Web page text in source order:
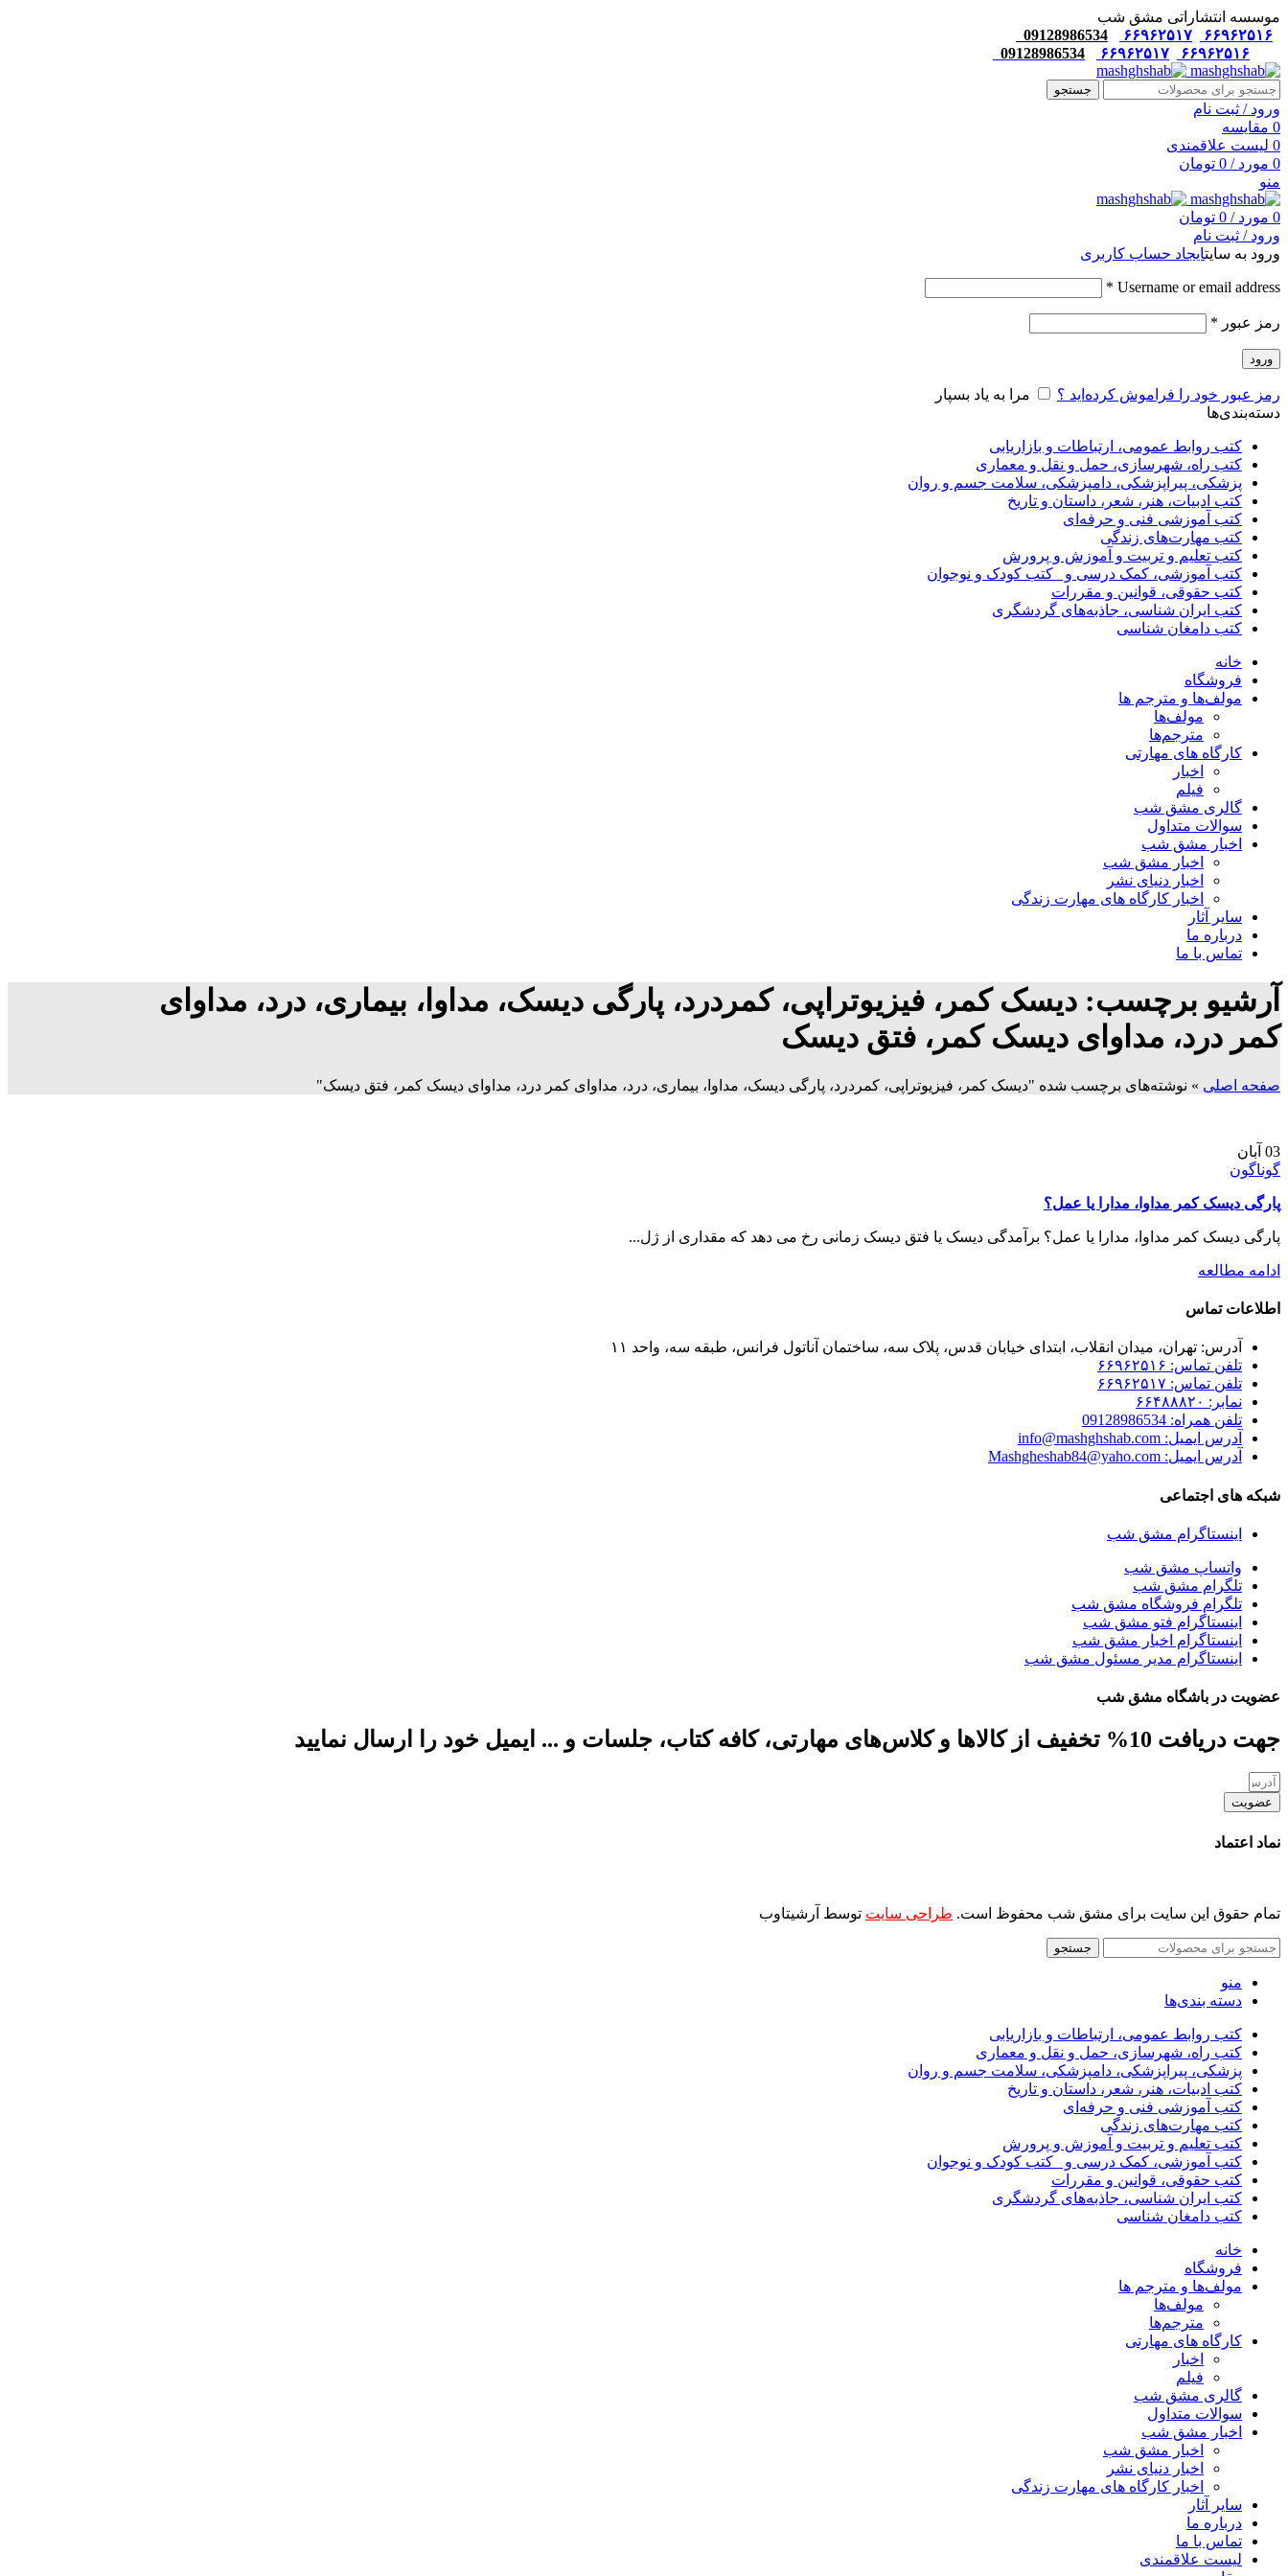
موسسه انتشاراتی مشق شب
۶۶۹۶۲۵۱۶
۶۶۹۶۲۵۱۷
09128986534
۶۶۹۶۲۵۱۶
۶۶۹۶۲۵۱۷ 09128986534
جستجو
ورود / ثبت نام
0 مقایسه
0 لیست علاقمندی
0 مورد /
0 تومان
منو
0 مورد /
0 تومان
ورود / ثبت نام
ورود به سایتایجاد حساب کاربری
Username or email address
*
رمز عبور *
ورود
رمز عبور خود را فراموش کرده‌اید ؟
مرا به یاد بسپار
دسته‌بندی‌ها
کتب روابط عمومی، ارتباطات و بازاریابی
کتب راه، شهرسازی، حمل و نقل و معماری
پزشکی، پیراپزشکی، دامپزشکی، سلامت جسم و روان
کتب ادبیات، هنر، شعر، داستان و تاریخ
کتب آموزشی فنی و حرفه‌ای
کتب مهارت‌های زندگی
کتب تعلیم و تربیت و آموزش و پرورش
کتب آموزشی، کمک درسی و _کتب کودک و نوجوان
کتب حقوقی، قوانین و مقررات
کتب ایران شناسی، جاذبه‌های گردشگری
کتب دامغان شناسی
خانه
فروشگاه
مولف‌ها و مترجم ها
مولف‌ها
مترجم‌ها
کارگاه های مهارتی
اخبار
فیلم
گالری مشق شب
سوالات متداول
اخبار مشق شب
اخبار مشق شب
اخبار دنیای نشر
اخبار کارگاه های مهارت زندگی
سایر آثار
درباره ما
تماس با ما
آرشیو برچسب: دیسک کمر، فیزیوتراپی، کمردرد، پارگی دیسک، مداوا، بیماری، درد، مداوای
کمر درد، مداوای دیسک کمر، فتق دیسک
صفحه اصلی » نوشته‌های برچسب شده "دیسک کمر، فیزیوتراپی، کمردرد، پارگی دیسک، مداوا، بیماری، درد، مداوای کمر درد، مداوای دیسک کمر، فتق دیسک"
03 آبان
گوناگون
پارگی دیسک کمر مداوا، مدارا یا عمل؟
پارگی دیسک کمر مداوا، مدارا یا عمل؟ برآمدگی دیسک یا فتق دیسک زمانی رخ می دهد که مقداری از ژل...
ادامه مطالعه
اطلاعات تماس
آدرس: تهران، میدان انقلاب، ابتدای خیابان قدس، پلاک سه، ساختمان آناتول فرانس، طبقه سه، واحد ۱۱
تلفن تماس: ۶۶۹۶۲۵۱۶
تلفن تماس: ۶۶۹۶۲۵۱۷
نمابر: ۶۶۴۸۸۸۲۰
تلفن همراه: 09128986534
آدرس ایمیل: info@mashghshab.com
آدرس ایمیل: Mashgheshab84@yaho.com
شبکه های اجتماعی
اینستاگرام مشق شب
واتساپ مشق شب
تلگرام مشق شب
تلگرام فروشگاه مشق شب
اینستاگرام فتو مشق شب
اینستاگرام اخبار مشق شب
اینستاگرام مدیر مسئول مشق شب
عضویت در باشگاه مشق شب
جهت دریافت 10% تخفیف از کالاها و کلاس‌های مهارتی، کافه کتاب، جلسات و ... ایمیل خود را ارسال نمایید
عضویت
نماد اعتماد
تمام حقوق این سایت برای مشق شب محفوظ است. طراحی سایت توسط آرشیتاوب
جستجو
منو
دسته بندی‌ها
کتب روابط عمومی، ارتباطات و بازاریابی
کتب راه، شهرسازی، حمل و نقل و معماری
پزشکی، پیراپزشکی، دامپزشکی، سلامت جسم و روان
کتب ادبیات، هنر، شعر، داستان و تاریخ
کتب آموزشی فنی و حرفه‌ای
کتب مهارت‌های زندگی
کتب تعلیم و تربیت و آموزش و پرورش
کتب آموزشی، کمک درسی و _کتب کودک و نوجوان
کتب حقوقی، قوانین و مقررات
کتب ایران شناسی، جاذبه‌های گردشگری
کتب دامغان شناسی
خانه
فروشگاه
مولف‌ها و مترجم ها
مولف‌ها
مترجم‌ها
کارگاه های مهارتی
اخبار
فیلم
گالری مشق شب
سوالات متداول
اخبار مشق شب
اخبار مشق شب
اخبار دنیای نشر
اخبار کارگاه های مهارت زندگی
سایر آثار
درباره ما
تماس با ما
لیست علاقمندی